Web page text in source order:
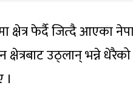
फेर्दै जित्दै आएका
उठ्लान् भन्ने धेरैको